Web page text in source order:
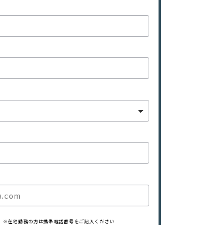
※在宅勤務の方は携帯電話番号をご記入ください